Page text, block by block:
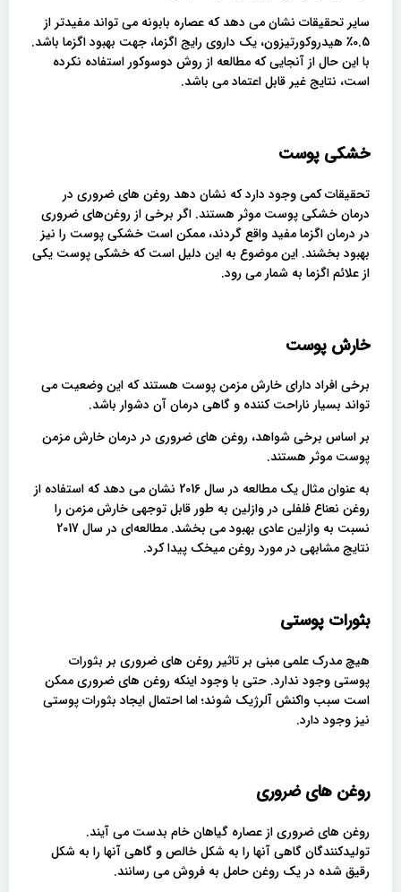
سایر تحقیقات نشان می دهد که عصاره بابونه می تواند مفیدتر از
0.5٪ هیدروکورتیزون، یک داروی رایج اگزما، جهت بهبود اگزما باشد.
با این حال از آنجایی که مطالعه از روش دوسوکور استفاده نکرده
است، نتایج غیر قابل اعتماد می باشد.
خشکی پوست
تحقیقات کمی وجود دارد که نشان دهد روغن های ضروری در
درمان خشکی پوست موثر هستند. اگر برخی از روغن‌های ضروری
در درمان اگزما مفید واقع گردند، ممکن است خشکی پوست را نیز
بهبود بخشند. این موضوع به این دلیل است که خشکی پوست یکی
از علائم اگزما به شمار می رود.
خارش پوست
برخی افراد دارای خارش مزمن پوست هستند که این وضعیت می
تواند بسیار ناراحت کننده و گاهی درمان آن دشوار باشد.
بر اساس برخی شواهد، روغن های ضروری در درمان خارش مزمن
پوست موثر هستند.
به عنوان مثال یک مطالعه در سال 2016 نشان می دهد که استفاده از
روغن نعناع فلفلی در وازلین به طور قابل توجهی خارش مزمن را
نسبت به وازلین عادی بهبود می بخشد. مطالعه‌ای در سال 2017
نتایج مشابهی در مورد روغن میخک پیدا کرد.
بثورات پوستی
هیچ مدرک علمی مبنی بر تاثیر روغن های ضروری بر بثورات
پوستی وجود ندارد. حتی با وجود اینکه روغن های ضروری ممکن
است سبب واکنش آلرژیک شوند؛ اما احتمال ایجاد بثورات پوستی
نیز وجود دارد.
روغن های ضروری
روغن های ضروری از عصاره گیاهان خام بدست می آیند.
تولیدکنندگان گاهی آنها را به شکل خالص و گاهی آنها را به شکل
رقیق شده در یک روغن حامل به فروش می رسانند.